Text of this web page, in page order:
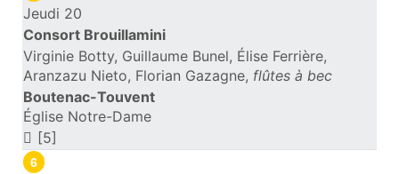
Jeudi 20
Consort Brouillamini
Virginie Botty, Guillaume Bunel, Élise Ferrière,
Aranzazu Nieto, Florian Gazagne, flûtes à bec
Boutenac-Touvent
Église Notre-Dame
[5]
6